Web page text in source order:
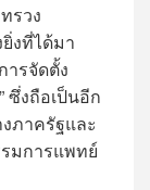
รวง
งที่ได้มา
รจัดตั้ง
ซึ่งถือเป็นอีก
ภาครัฐและ
มการแพทย์